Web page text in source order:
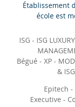
Établissement
école est
ISG - ISG
Bégué - XP-
& ISG
Epitech -
Executive -